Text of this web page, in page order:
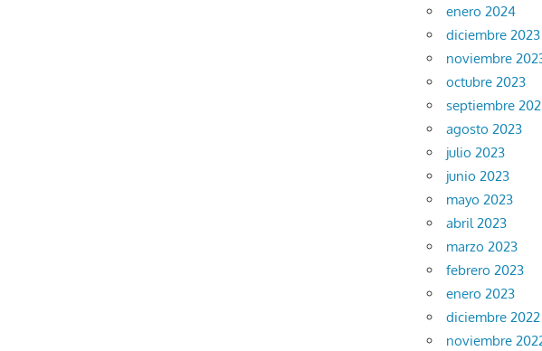
enero 2024
diciembre 2023
noviembre
octubre 2023
septiembre
agosto 2023
julio 2023
junio 2023
mayo 2023
abril 2023
marzo 2023
febrero 2023
enero 2023
diciembre 2022
noviembre